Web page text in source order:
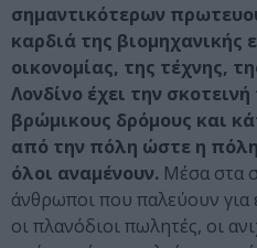
σημαντικότερων
καρδιά της βιομηχανικής
οικονομίας, της τέχνης,
Λονδίνο έχει την
βρώμικους δρόμους και
από την πόλη ώστε η
όλοι αναμένουν. Μέσα στα
άνθρωποι που παλεύουν
οι πλανόδιοι πωλητές, οι